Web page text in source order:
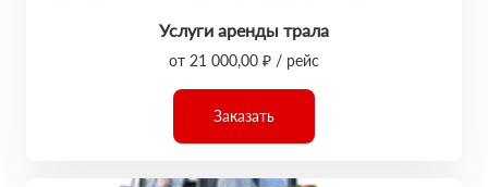
Услуги аренды трала
от 21 000,00 ₽ / рейс
Заказать